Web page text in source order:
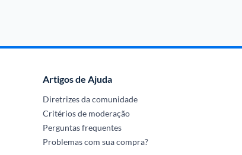
Artigos de Ajuda
Diretrizes da comunidade
Critérios de moderação
Perguntas frequentes
Problemas com sua compra?